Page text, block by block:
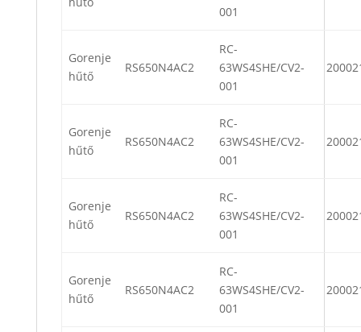
001
Gorenje
hűtő
RS650N4AC2
RC-
63WS4SHE/CV2-
001
Gorenje
hűtő
RS650N4AC2
RC-
63WS4SHE/CV2-
001
Gorenje
hűtő
RS650N4AC2
RC-
63WS4SHE/CV2-
001
Gorenje
hűtő
RS650N4AC2
RC-
63WS4SHE/CV2-
001